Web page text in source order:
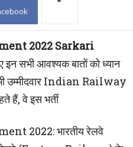
2022 Sarkari
इन सभी आवश्यक बातों को ध्यान
उम्मीदवार Indian Railway
हैं, वे इस भर्ती
2022: भारतीय रेलवे